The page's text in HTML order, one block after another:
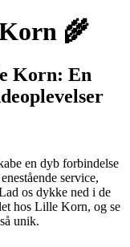
🌾
Korn: En
en dyb forbindelse
service,
os dykke ned i de
hos Lille Korn, og se
unik.